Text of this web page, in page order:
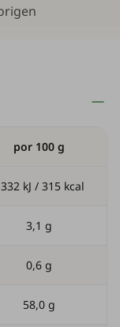
por 100 g
kJ / 315 kcal
3,1 g
0,6 g
58,0 g